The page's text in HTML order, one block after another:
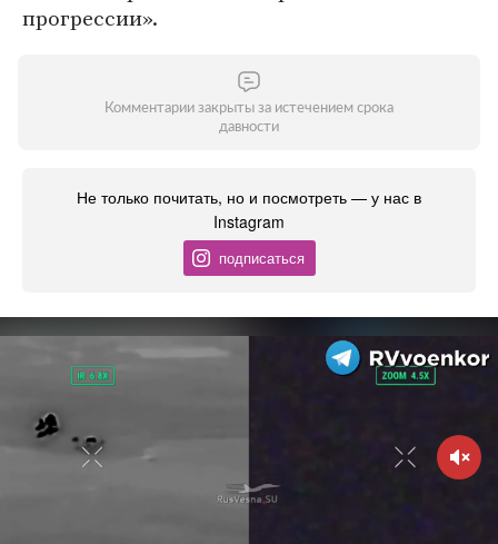
прогрессии».
Комментарии закрыты за истечением срока
давности
Не только почитать, но и посмотреть — у нас в
Instagram
подписаться